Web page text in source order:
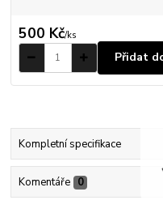
500 Kč/ks
Přidat
Kompletní specifikace
Komentáře 0